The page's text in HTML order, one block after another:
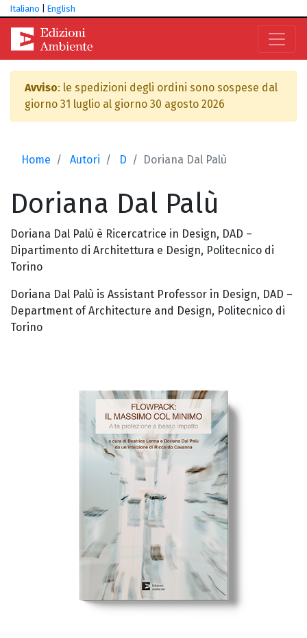
Italiano English
Avviso: le spedizioni degli ordini sono sospese dal
giorno 31 luglio al giorno 30 agosto 2026
Home Autori D Doriana Dal Palù
Doriana Dal Palù
Doriana Dal Palù è Ricercatrice in Design, DAD –
Dipartimento di Architettura e Design, Politecnico di
Torino
Doriana Dal Palù is Assistant Professor in Design, DAD –
Department of Architecture and Design, Politecnico di
Torino